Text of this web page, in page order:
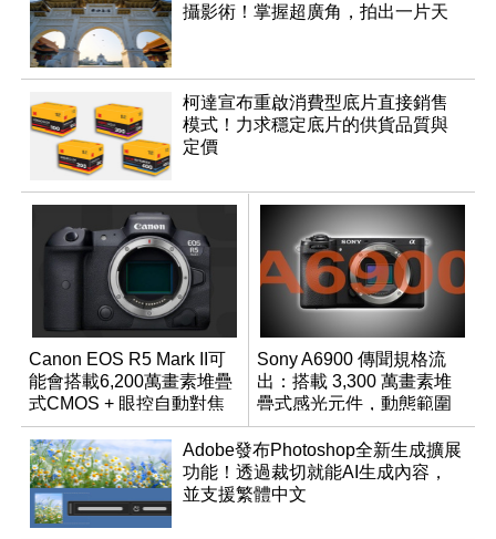
攝影術！掌握超廣角，拍出一片天
柯達宣布重啟消費型底片直接銷售
模式！力求穩定底片的供貨品質與
定價
Canon EOS R5 Mark II可
能會搭載6,200萬畫素堆疊
式CMOS + 眼控自動對焦
功能？
Sony A6900 傳聞規格流
出：搭載 3,300 萬畫素堆
疊式感光元件，動態範圍
超過 15 級
Adobe發布Photoshop全新生成擴展
功能！透過裁切就能AI生成內容，
並支援繁體中文